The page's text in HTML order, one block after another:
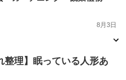
8月3日
サンセベリア
整理】眠っている人形あ